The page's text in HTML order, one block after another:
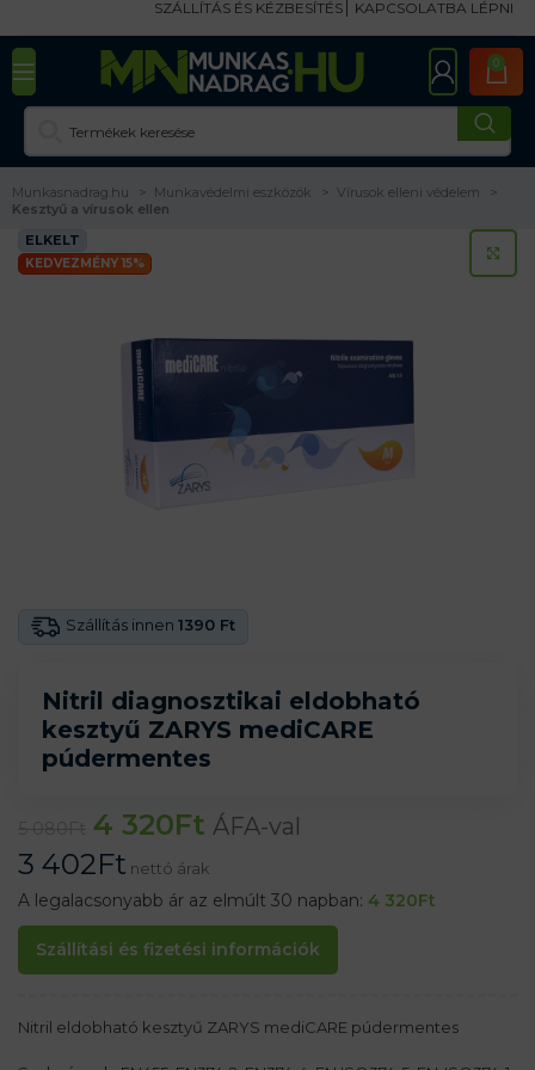
SZÁLLÍTÁS ÉS KÉZBESÍTÉS KAPCSOLATBA LÉPNI
0
Munkasnadrag.hu Munkavédelmi eszközök
Vírusok elleni védelem
Kesztyű a vírusok ellen
ELKELT
KEDVEZMÉNY 15%
Nitril diagnosztikai eldobható
kesztyű ZARYS mediCARE
púdermentes
Szállítás innen 1390 Ft
4 320Ft ÁFA-val
3 402Ft nettó árak
A legalacsonyabb ár az elmúlt 30 napban: 4 320Ft
Szállítási és fizetési információk
Nitril eldobható kesztyű ZARYS mediCARE púdermentes